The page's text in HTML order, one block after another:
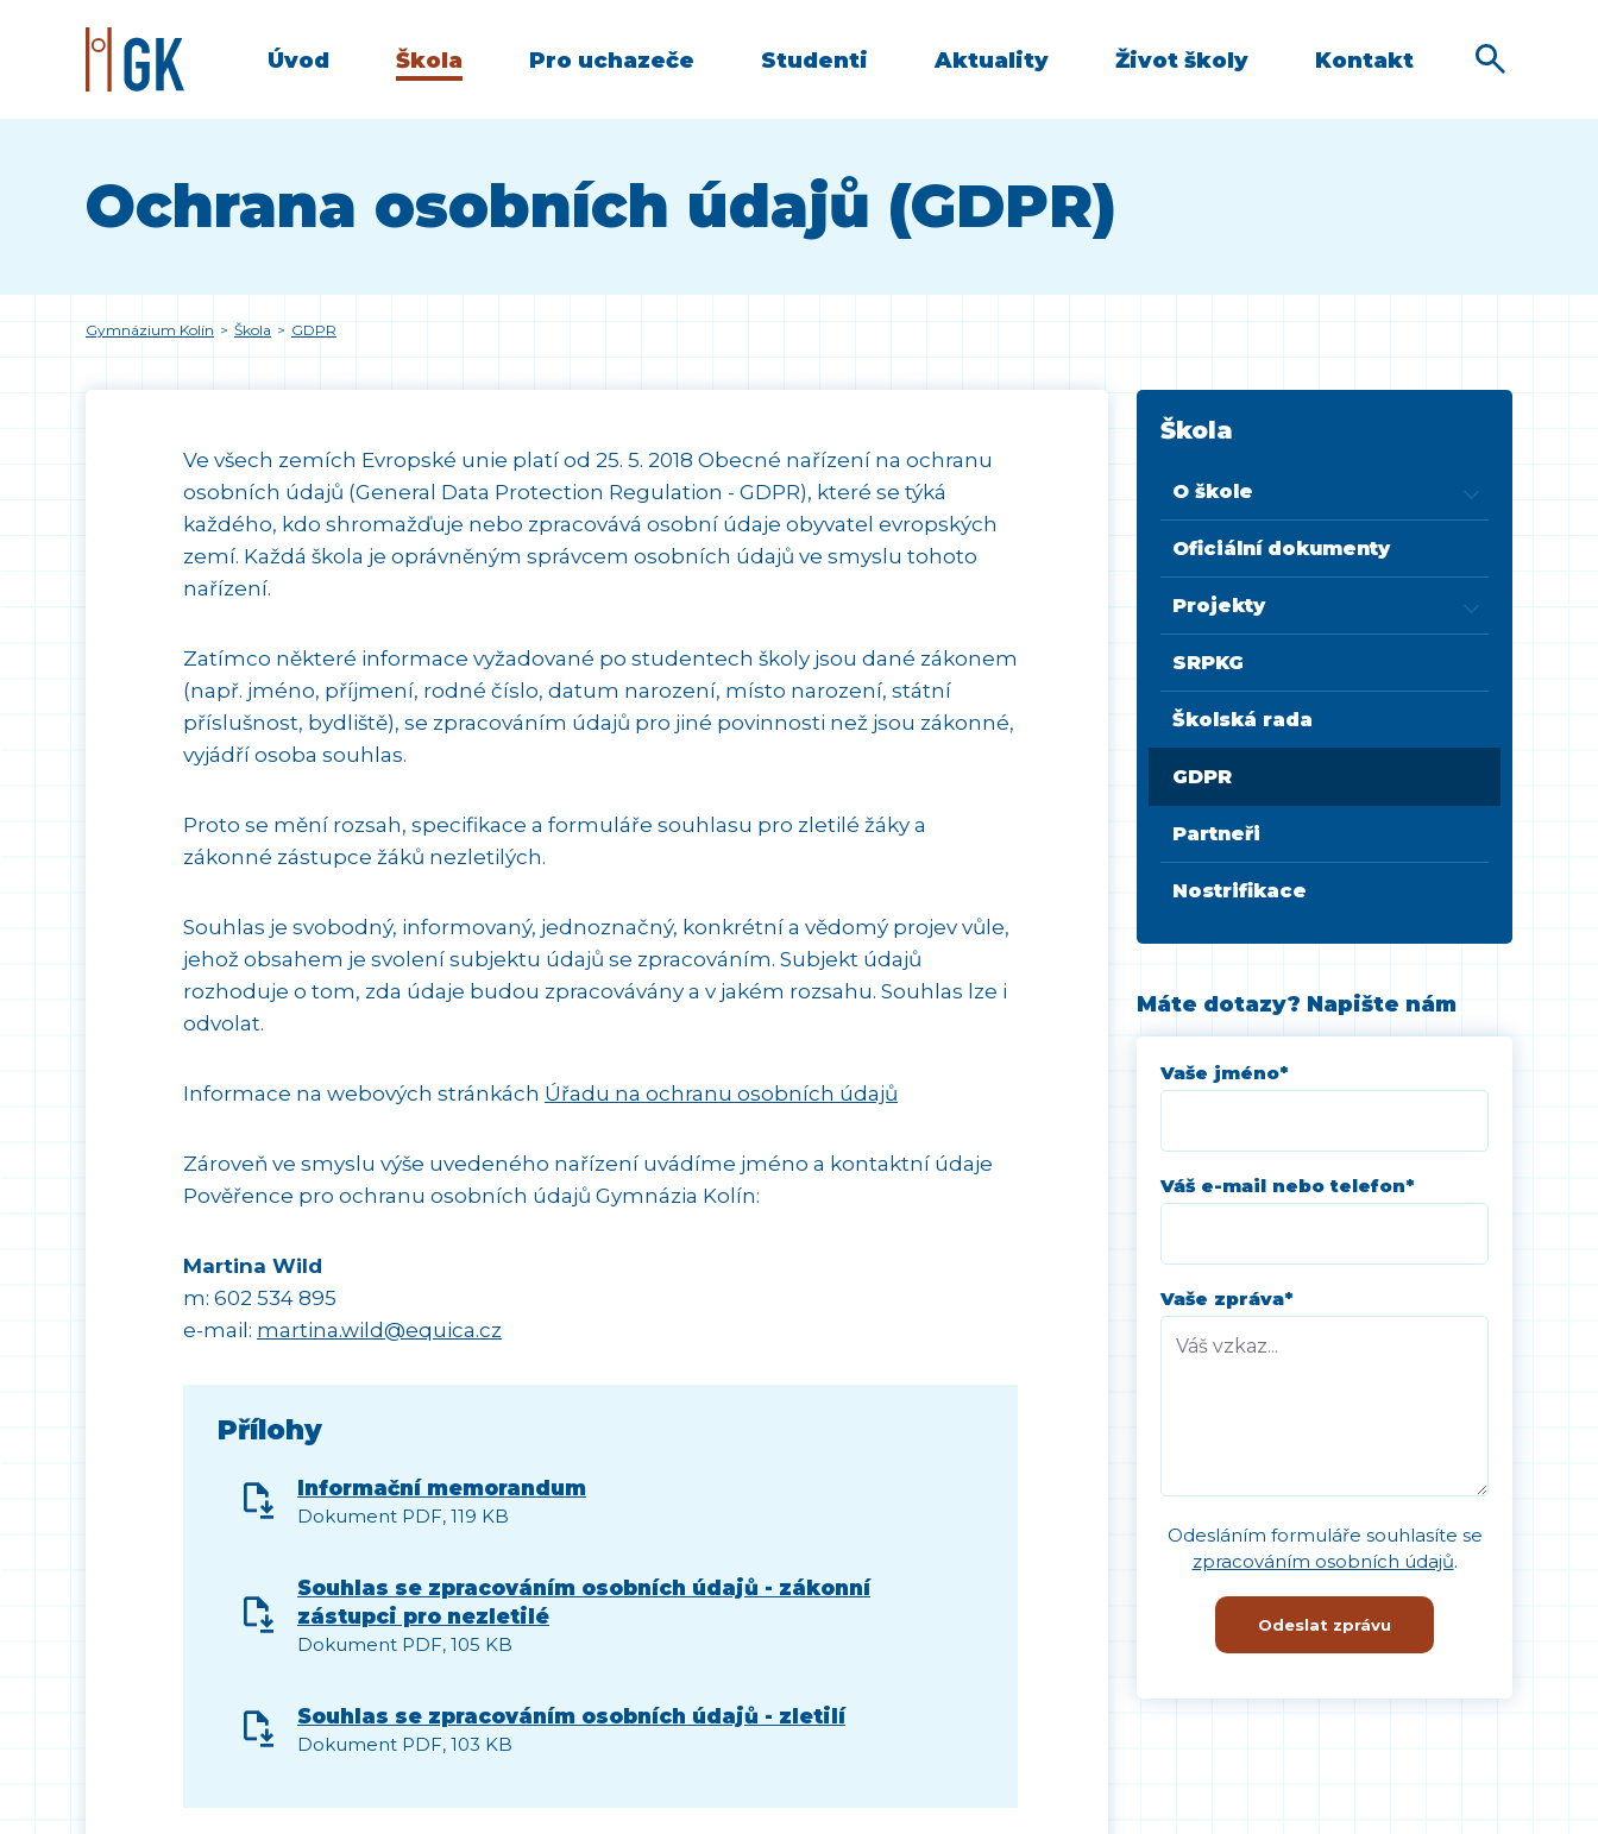
Úvod Škola Pro uchazeče Studenti Aktuality Život školy Kontakt
Ochrana osobních údajů (GDPR)
Gymnázium Kolín > Škola > GDPR
Ve všech zemích Evropské unie platí od 25. 5. 2018 Obecné nařízení na ochranu
osobních údajů (General Data Protection Regulation - GDPR), které se týká
každého, kdo shromažďuje nebo zpracovává osobní údaje obyvatel evropských
zemí. Každá škola je oprávněným správcem osobních údajů ve smyslu tohoto
nařízení.
Zatímco některé informace vyžadované po studentech školy jsou dané zákonem
(např. jméno, příjmení, rodné číslo, datum narození, místo narození, státní
příslušnost, bydliště), se zpracováním údajů pro jiné povinnosti než jsou zákonné,
vyjádří osoba souhlas.
Proto se mění rozsah, specifikace a formuláře souhlasu pro zletilé žáky a
zákonné zástupce žáků nezletilých.
Souhlas je svobodný, informovaný, jednoznačný, konkrétní a vědomý projev vůle,
jehož obsahem je svolení subjektu údajů se zpracováním. Subjekt údajů
rozhoduje o tom, zda údaje budou zpracovávány a v jakém rozsahu. Souhlas lze i
odvolat.
Informace na webových stránkách Úřadu na ochranu osobních údajů
Zároveň ve smyslu výše uvedeného nařízení uvádíme jméno a kontaktní údaje
Pověřence pro ochranu osobních údajů Gymnázia Kolín:
Martina Wild
m: 602 534 895
e-mail: martina.wild@equica.cz
Přílohy
Informační memorandum
Dokument PDF, 119 KB
Souhlas se zpracováním osobních údajů - zákonní
zástupci pro nezletilé
Dokument PDF, 105 KB
Souhlas se zpracováním osobních údajů - zletilí
Dokument PDF, 103 KB
Škola
O škole
Oficiální dokumenty
Projekty
SRPKG
Školská rada
GDPR
Partneři
Nostrifikace
Máte dotazy? Napište nám
Vaše jméno*
Váš e-mail nebo telefon*
Vaše zpráva*
Odesláním formuláře souhlasíte se
zpracováním osobních údajů.
Odeslat zprávu